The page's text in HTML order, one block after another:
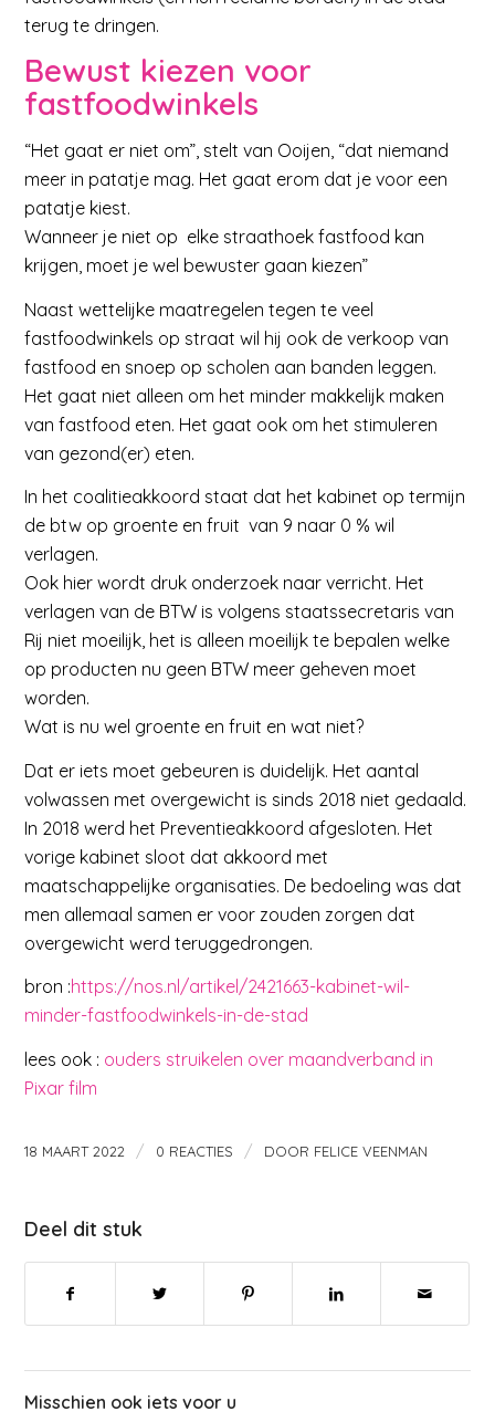
terug te dringen.
Bewust kiezen voor
fastfoodwinkels
“Het gaat er niet om”, stelt van Ooijen, “dat niemand
meer in patatje mag. Het gaat erom dat je voor een
patatje kiest.
Wanneer je niet op elke straathoek fastfood kan
krijgen, moet je wel bewuster gaan kiezen”
Naast wettelijke maatregelen tegen te veel
fastfoodwinkels op straat wil hij ook de verkoop van
fastfood en snoep op scholen aan banden leggen.
Het gaat niet alleen om het minder makkelijk maken
van fastfood eten. Het gaat ook om het stimuleren
van gezond(er) eten.
In het coalitieakkoord staat dat het kabinet op termijn
de btw op groente en fruit van 9 naar 0 % wil
verlagen.
Ook hier wordt druk onderzoek naar verricht. Het
verlagen van de BTW is volgens staatssecretaris van
Rij niet moeilijk, het is alleen moeilijk te bepalen welke
op producten nu geen BTW meer geheven moet
worden.
Wat is nu wel groente en fruit en wat niet?
Dat er iets moet gebeuren is duidelijk. Het aantal
volwassen met overgewicht is sinds 2018 niet gedaald.
In 2018 werd het Preventieakkoord afgesloten. Het
vorige kabinet sloot dat akkoord met
maatschappelijke organisaties. De bedoeling was dat
men allemaal samen er voor zouden zorgen dat
overgewicht werd teruggedrongen.
bron :https://nos.nl/artikel/2421663-kabinet-wil-
minder-fastfoodwinkels-in-de-stad
lees ook : ouders struikelen over maandverband in
Pixar film
18 MAART 2022 / 0 REACTIES / DOOR FELICE VEENMAN
Deel dit stuk
Misschien ook iets voor u